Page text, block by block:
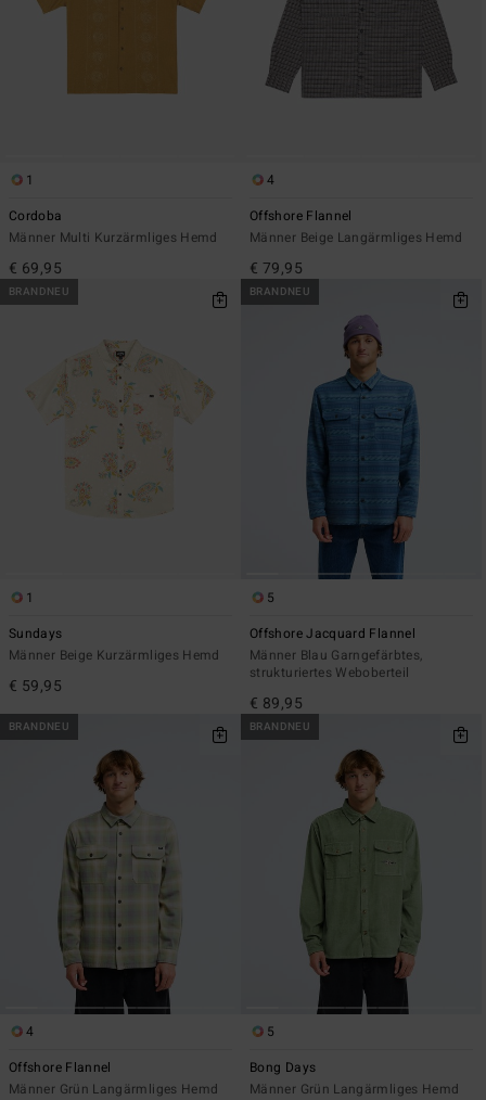
1
Cordoba
Männer Multi Kurzärmliges Hemd
€ 69,95
4
Offshore Flannel
Männer Beige Langärmliges Hemd
€ 79,95
BRANDNEU
1
Sundays
Männer Beige Kurzärmliges Hemd
€ 59,95
BRANDNEU
5
Offshore Jacquard Flannel
Männer Blau Garngefärbtes,
strukturiertes Weboberteil
€ 89,95
BRANDNEU
4
Offshore Flannel
Männer Grün Langärmliges Hemd
BRANDNEU
5
Bong Days
Männer Grün Langärmliges Hemd